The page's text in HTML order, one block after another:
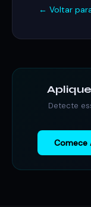
← Voltar
Detecte
Comece